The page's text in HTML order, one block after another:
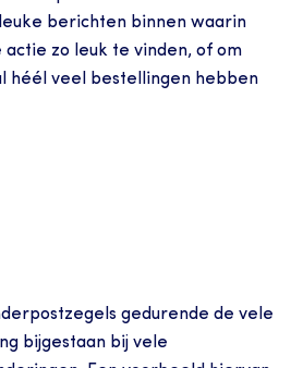
berichten binnen waarin
actie zo leuk te vinden, of om
héél veel bestellingen hebben
gedurende de vele
bijgestaan bij vele